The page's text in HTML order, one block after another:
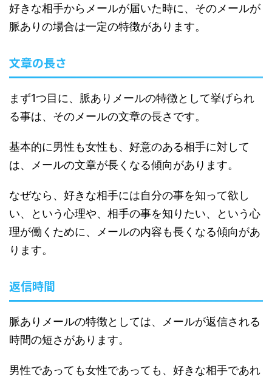
好きな相手からメールが届いた時に、そのメールが
脈ありの場合は一定の特徴があります。
文章の長さ
まず1つ目に、脈ありメールの特徴として挙げられ
る事は、そのメールの文章の長さです。
基本的に男性も女性も、好意のある相手に対して
は、メールの文章が長くなる傾向があります。
なぜなら、好きな相手には自分の事を知って欲し
い、という心理や、相手の事を知りたい、という心
理が働くために、メールの内容も長くなる傾向があ
ります。
返信時間
脈ありメールの特徴としては、メールが返信される
時間の短さがあります。
男性であっても女性であっても、好きな相手であれ